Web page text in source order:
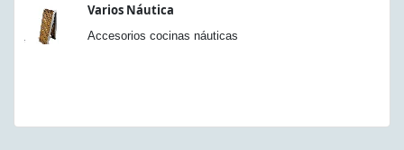
Varios Náutica
Accesorios cocinas náuticas